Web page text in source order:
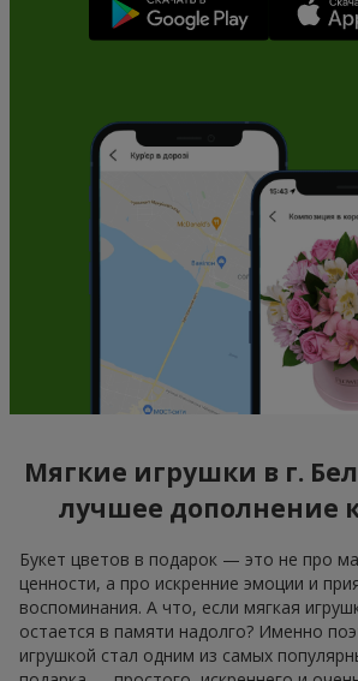
Мягкие игрушки в г.
лучшее дополнение
Букет цветов в подарок — это не про
ценности, а про искренние эмоции и
воспоминания. А что, если мягкая
остается в памяти надолго? Именно
игрушкой стал одним из самых